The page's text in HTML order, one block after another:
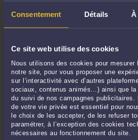
Consentement Détails
Ce site web utilise des cookies
Nous utilisons des cookies pour mesurer
notre site, pour vous proposer une
sur l’interactivité avec d’autres
sociaux, contenus animés…) ainsi que la
du suivi de nos campagnes publicitaires.
de votre vie privée est essentiel pour
le choix de les accepter, de les refuser
paramétrer, à l’exception des cookies
nécessaires au fonctionnement du site.
De nombreuses années d'expérience
dossier. Prenez rendez-vous avec
de ce blog.
Commentaires